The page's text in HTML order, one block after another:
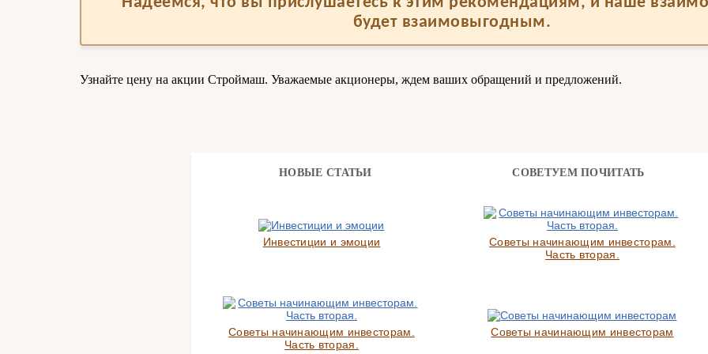
будет взаимовыгодным.
Узнайте цену на акции Строймаш. Уважаемые акционеры, ждем ваших обращений и предложений.
НОВЫЕ СТАТЬИ СОВЕТУЕМ ПОЧИТАТЬ
Инвестиции и эмоции
Советы начинающим инвесторам.
Часть вторая.
Советы начинающим инвесторам.
Часть вторая.
Советы начинающим инвесторам